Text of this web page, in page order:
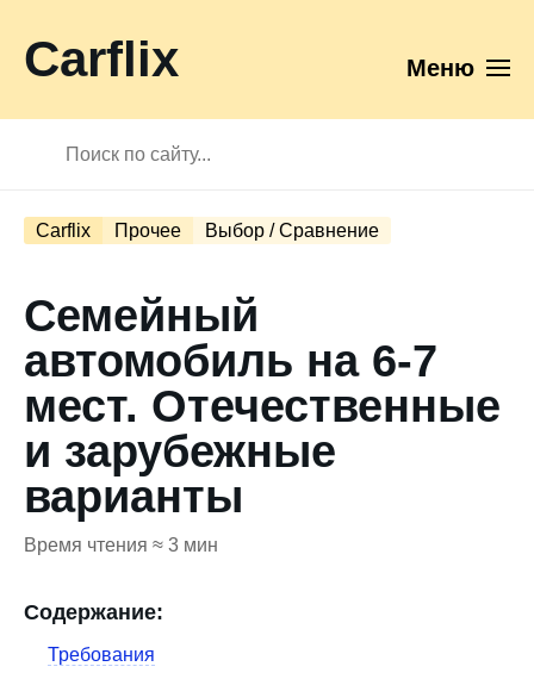
Carflix Меню
Carflix Прочее Выбор / Сравнение
Семейный
автомобиль на 6-7
мест. Отечественные
и зарубежные
варианты
Время чтения ≈ 3 мин
Содержание:
Требования